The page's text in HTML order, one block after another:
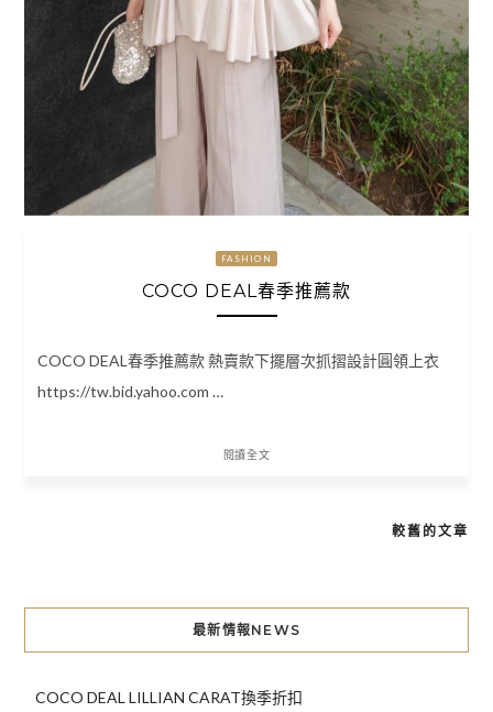
FASHION
COCO DEAL春季推薦款
COCO DEAL春季推薦款 熱賣款下擺層次抓摺設計圓領上衣
https://tw.bid.yahoo.com …
閱讀全文
導
覽
較舊的文章
最新情報NEWS
COCO DEAL LILLIAN CARAT換季折扣